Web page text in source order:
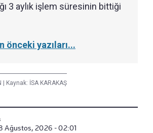
3 aylık işlem süresinin bittiği
önceki yazıları...
Kaynak: İSA KARAKAŞ
Ağustos, 2026 - 02:01